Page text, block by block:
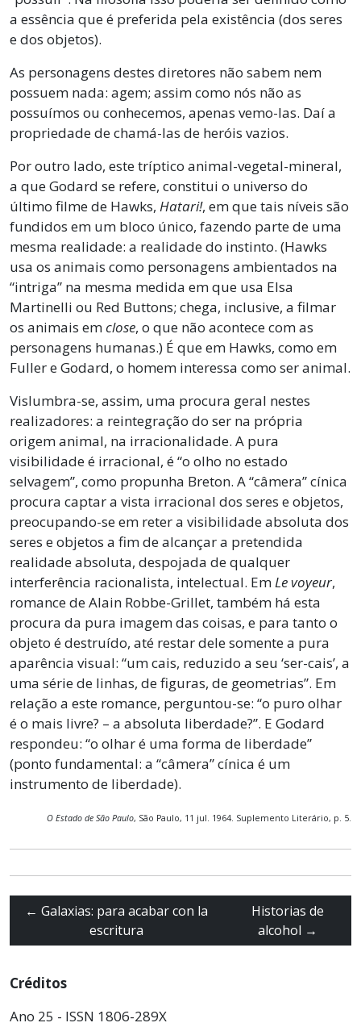
a essência que é preferida pela existência (dos seres
e dos objetos).
As personagens destes diretores não sabem nem
possuem nada: agem; assim como nós não as
possuímos ou conhecemos, apenas vemo-las. Daí a
propriedade de chamá-las de heróis vazios.
Por outro lado, este tríptico animal-vegetal-mineral,
a que Godard se refere, constitui o universo do
último filme de Hawks, Hatari!, em que tais níveis são
fundidos em um bloco único, fazendo parte de uma
mesma realidade: a realidade do instinto. (Hawks
usa os animais como personagens ambientados na
“intriga” na mesma medida em que usa Elsa
Martinelli ou Red Buttons; chega, inclusive, a filmar
os animais emclose, o que não acontece com as
personagens humanas.) É que em Hawks, como em
Fuller e Godard, o homem interessa como ser animal.
Vislumbra-se, assim, uma procura geral nestes
realizadores: a reintegração do ser na própria
origem animal, na irracionalidade. A pura
visibilidade é irracional, é “o olho no estado
selvagem”, como propunha Breton. A “câmera” cínica
procura captar a vista irracional dos seres e objetos,
preocupando-se em reter a visibilidade absoluta dos
seres e objetos a fim de alcançar a pretendida
realidade absoluta, despojada de qualquer
interferência racionalista, intelectual. EmLe voyeur,
romance de Alain Robbe-Grillet, também há esta
procura da pura imagem das coisas, e para tanto o
objeto é destruído, até restar dele somente a pura
aparência visual: “um cais, reduzido a seu ‘ser-cais’, a
uma série de linhas, de figuras, de geometrias”. Em
relação a este romance, perguntou-se: “o puro olhar
é o mais livre? – a absoluta liberdade?”. E Godard
respondeu: “o olhar é uma forma de liberdade”
(ponto fundamental: a “câmera” cínica é um
instrumento de liberdade).
O Estado de São Paulo, São Paulo, 11 jul. 1964. Suplemento Literário, p. 5.
← Galaxias: para acabar con la
escritura
Historias de
alcohol →
Créditos
Ano 25 - ISSN 1806-289X